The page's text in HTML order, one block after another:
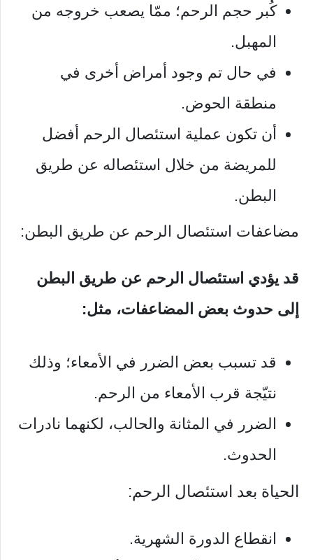
كُبر حجم الرحم؛ ممّا يصعب خروجه من
المهبل.
في حال تم وجود أمراض أخرى في
منطقة الحوض.
أن تكون عملية استئصال الرحم أفضل
للمريضة من خلال استئصاله عن طريق
البطن.
مضاعفات استئصال الرحم عن طريق البطن:
قد يؤدي استئصال الرحم عن طريق البطن
إلى حدوث بعض المضاعفات، مثل:
قد تسبب بعض الضرر في الأمعاء؛ وذلك
نتيّجة قرب الأمعاء من الرحم.
الضرر في المثانة والحالب، لكنهما نادرات
الحدوث.
الحياة بعد استئصال الرحم:
انقطاع الدورة الشهرية.